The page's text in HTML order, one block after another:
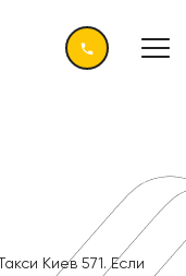
Киев 571. Если